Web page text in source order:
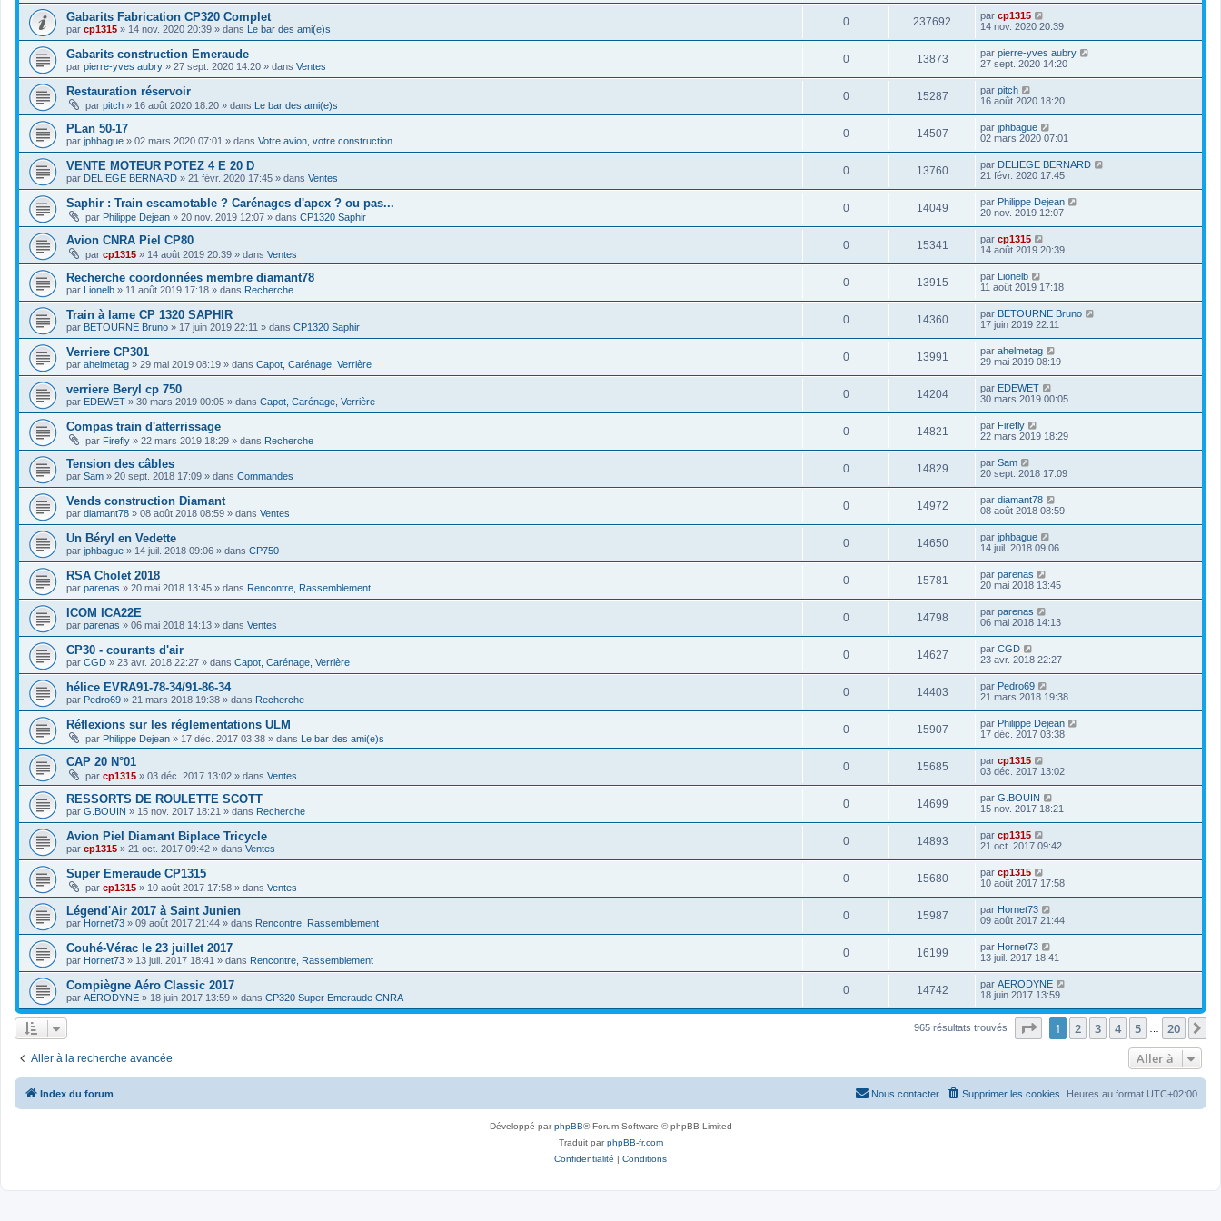
Gabarits Fabrication CP320 Complet
par cp1315 » 14 nov. 2020 20:39 » dans Le bar des ami(e)s
0 237692 par cp1315
14 nov. 2020 20:39
Gabarits construction Emeraude
par pierre-yves aubry » 27 sept. 2020 14:20 » dans Ventes
0 13873 par pierre-yves aubry
27 sept. 2020 14:20
Restauration réservoir
par pitch » 16 août 2020 18:20 » dans Le bar des ami(e)s
0 15287 par pitch
16 août 2020 18:20
PLan 50-17
par jphbague » 02 mars 2020 07:01 » dans Votre avion, votre construction
0 14507 par jphbague
02 mars 2020 07:01
VENTE MOTEUR POTEZ 4 E 20 D
par DELIEGE BERNARD » 21 févr. 2020 17:45 » dans Ventes
0 13760 par DELIEGE BERNARD
21 févr. 2020 17:45
Saphir : Train escamotable ? Carénages d'apex ? ou pas...
par Philippe Dejean » 20 nov. 2019 12:07 » dans CP1320 Saphir
0 14049 par Philippe Dejean
20 nov. 2019 12:07
Avion CNRA Piel CP80
par cp1315 » 14 août 2019 20:39 » dans Ventes
0 15341 par cp1315
14 août 2019 20:39
Recherche coordonnées membre diamant78
par Lionelb » 11 août 2019 17:18 » dans Recherche
0 13915 par Lionelb
11 août 2019 17:18
Train à lame CP 1320 SAPHIR
par BETOURNE Bruno » 17 juin 2019 22:11 » dans CP1320 Saphir
0 14360 par BETOURNE Bruno
17 juin 2019 22:11
Verriere CP301
par ahelmetag » 29 mai 2019 08:19 » dans Capot, Carénage, Verrière
0 13991 par ahelmetag
29 mai 2019 08:19
verriere Beryl cp 750
par EDEWET » 30 mars 2019 00:05 » dans Capot, Carénage, Verrière
0 14204 par EDEWET
30 mars 2019 00:05
Compas train d'atterrissage
par Firefly » 22 mars 2019 18:29 » dans Recherche
0 14821 par Firefly
22 mars 2019 18:29
Tension des câbles
par Sam » 20 sept. 2018 17:09 » dans Commandes
0 14829 par Sam
20 sept. 2018 17:09
Vends construction Diamant
par diamant78 » 08 août 2018 08:59 » dans Ventes
0 14972 par diamant78
08 août 2018 08:59
Un Béryl en Vedette
par jphbague » 14 juil. 2018 09:06 » dans CP750
0 14650 par jphbague
14 juil. 2018 09:06
RSA Cholet 2018
par parenas » 20 mai 2018 13:45 » dans Rencontre, Rassemblement
0 15781 par parenas
20 mai 2018 13:45
ICOM ICA22E
par parenas » 06 mai 2018 14:13 » dans Ventes
0 14798 par parenas
06 mai 2018 14:13
CP30 - courants d'air
par CGD » 23 avr. 2018 22:27 » dans Capot, Carénage, Verrière
0 14627 par CGD
23 avr. 2018 22:27
hélice EVRA91-78-34/91-86-34
par Pedro69 » 21 mars 2018 19:38 » dans Recherche
0 14403 par Pedro69
21 mars 2018 19:38
Réflexions sur les réglementations ULM
par Philippe Dejean » 17 déc. 2017 03:38 » dans Le bar des ami(e)s
0 15907 par Philippe Dejean
17 déc. 2017 03:38
CAP 20 N°01
par cp1315 » 03 déc. 2017 13:02 » dans Ventes
0 15685 par cp1315
03 déc. 2017 13:02
RESSORTS DE ROULETTE SCOTT
par G.BOUIN » 15 nov. 2017 18:21 » dans Recherche
0 14699 par G.BOUIN
15 nov. 2017 18:21
Avion Piel Diamant Biplace Tricycle
par cp1315 » 21 oct. 2017 09:42 » dans Ventes
0 14893 par cp1315
21 oct. 2017 09:42
Super Emeraude CP1315
par cp1315 » 10 août 2017 17:58 » dans Ventes
0 15680 par cp1315
10 août 2017 17:58
Légend'Air 2017 à Saint Junien
par Hornet73 » 09 août 2017 21:44 » dans Rencontre, Rassemblement
0 15987 par Hornet73
09 août 2017 21:44
Couhé-Vérac le 23 juillet 2017
par Hornet73 » 13 juil. 2017 18:41 » dans Rencontre, Rassemblement
0 16199 par Hornet73
13 juil. 2017 18:41
Compiègne Aéro Classic 2017
par AERODYNE » 18 juin 2017 13:59 » dans CP320 Super Emeraude CNRA
0 14742 par AERODYNE
18 juin 2017 13:59
965 résultats trouvés Page sur20
1 2 3 4 5 20
Aller à la recherche avancée Aller à
Index du forum Heures au format UTC+02:00
Supprimer les cookies
Nous contacter
Développé parphpBB® Forum Software © phpBB Limited
Traduit parphpBB-fr.com
Confidentialité | Conditions